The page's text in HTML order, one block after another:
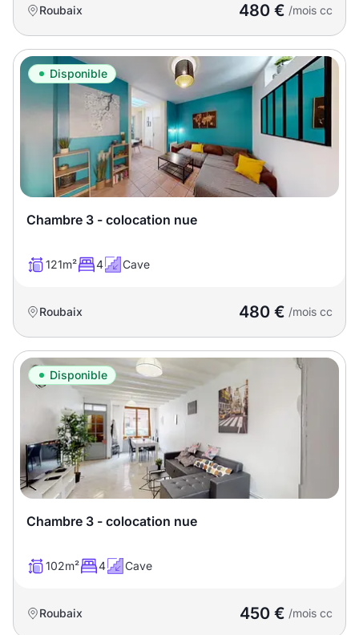
Roubaix 480 € /mois cc
Disponible
Chambre 3 - colocation nue
121m² 4 Cave
Roubaix 480 € /mois cc
Disponible
Chambre 3 - colocation nue
102m² 4 Cave
Roubaix 450 € /mois cc